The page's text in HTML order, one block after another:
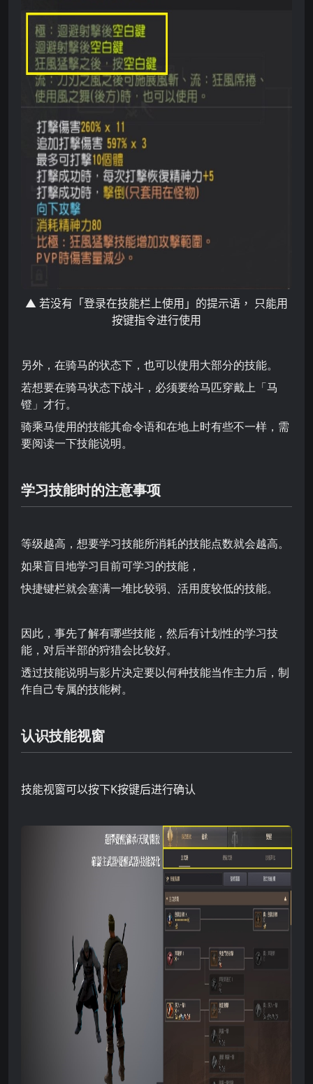
▲ 若没有 「登录在技能栏上使用 」 的提示语 ， 只能用
按键指令进行使用
另外，在骑马的状态下，也可以使用大部分的技能。
若想要在骑马状态下战斗，必须要给马匹穿戴上「马
镫」才行。
骑乘马使用的技能其命令语和在地上时有些不一样，需
要阅读一下技能说明。
学习技能时的注意事项
等级越高，想要学习技能所消耗的技能点数就会越高。
如果盲目地学习目前可学习的技能，
快捷键栏就会塞满一堆比较弱、活用度较低的技能。
因此，事先了解有哪些技能，然后有计划性的学习技
能，对后半部的狩猎会比较好。
透过技能说明与影片决定要以何种技能当作主力后，制
作自己专属的技能树。
认识技能视窗
技能视窗可以按下K按键后进行确认